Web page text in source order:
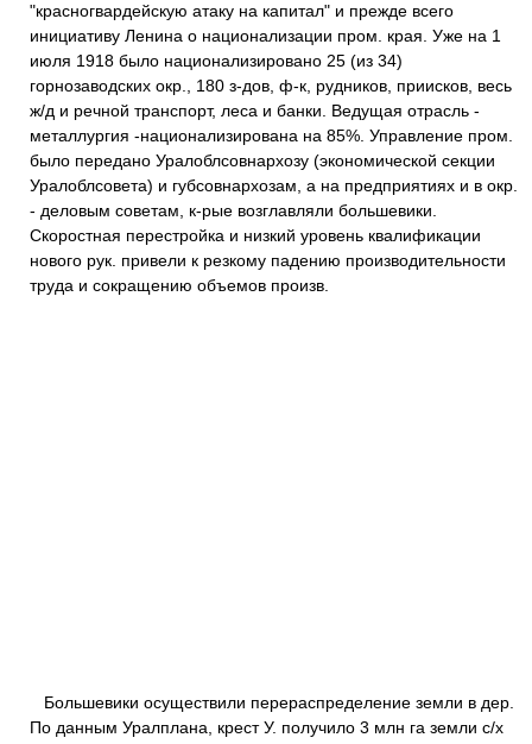
"красногвардейскую атаку на капитал" и прежде всего
инициативу Ленина о национализации пром. края. Уже на 1
июля 1918 было национализировано 25 (из 34)
горнозаводских окр., 180 з-дов, ф-к, рудников, приисков, весь
ж/д и речной транспорт, леса и банки. Ведущая отрасль -
металлургия -национализирована на 85%. Управление пром.
было передано Уралоблсовнархозу (экономической секции
Уралоблсовета) и губсовнархозам, а на предприятиях и в окр.
- деловым советам, к-рые возглавляли большевики.
Скоростная перестройка и низкий уровень квалификации
нового рук. привели к резкому падению производительности
труда и сокращению объемов произв.
Большевики осуществили перераспределение земли в дер.
По данным Уралплана, крест У. получило 3 млн га земли с/х